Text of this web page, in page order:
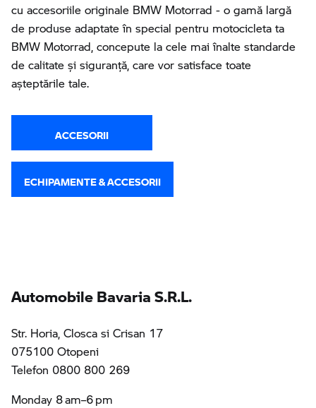
cu accesoriile originale BMW Motorrad - o gamă largă
de produse adaptate în special pentru motocicleta ta
BMW Motorrad, concepute la cele mai înalte standarde
de calitate și siguranță, care vor satisface toate
așteptările tale.
ACCESORII
ECHIPAMENTE & ACCESORII
Automobile Bavaria S.R.L.
Str. Horia, Closca si Crisan 17
075100 Otopeni
Telefon 0800 800 269
Monday 8 am–6 pm